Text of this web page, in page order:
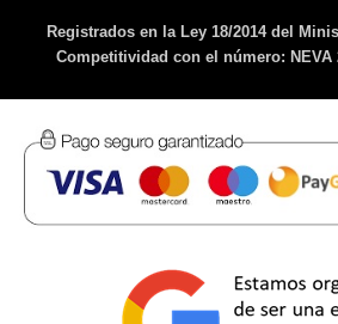
Registrados en la Ley 18/2014 del
Competitividad con el número: NEVA